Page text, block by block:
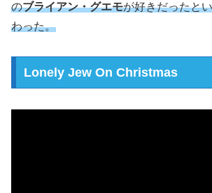
のブライアン・グエモが好きだったと
わった。
Lonely Jew On Christmas